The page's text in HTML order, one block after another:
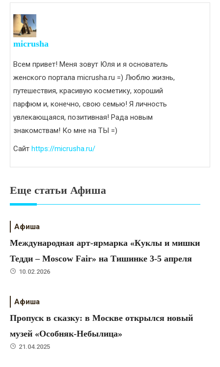
micrusha
Всем привет! Меня зовут Юля и я основатель
женского портала micrusha.ru =) Люблю жизнь,
путешествия, красивую косметику, хороший
парфюм и, конечно, свою семью! Я личность
увлекающаяся, позитивная! Рада новым
знакомствам! Ко мне на ТЫ =)
Сайт https://micrusha.ru/
Еще статьи Афиша
Афиша
Международная арт-ярмарка «Куклы и мишки
Тедди – Moscow Fair» на Тишинке 3-5 апреля
10.02.2026
Афиша
Пропуск в сказку: в Москве открылся новый
музей «Особняк-Небылица»
21.04.2025